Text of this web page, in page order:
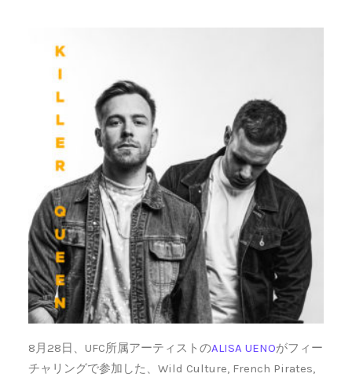
8月28日、UFC所属アーティストのALISA UENOがフィー
チャリングで参加した、Wild Culture, French Pirates,